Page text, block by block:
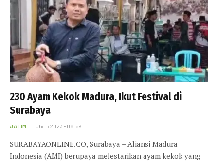
230 Ayam Kekok Madura, Ikut Festival di
Surabaya
JATIM 06/11/2023 - 08:59
SURABAYAONLINE.CO, Surabaya – Aliansi Madura
Indonesia (AMI) berupaya melestarikan ayam kekok yang